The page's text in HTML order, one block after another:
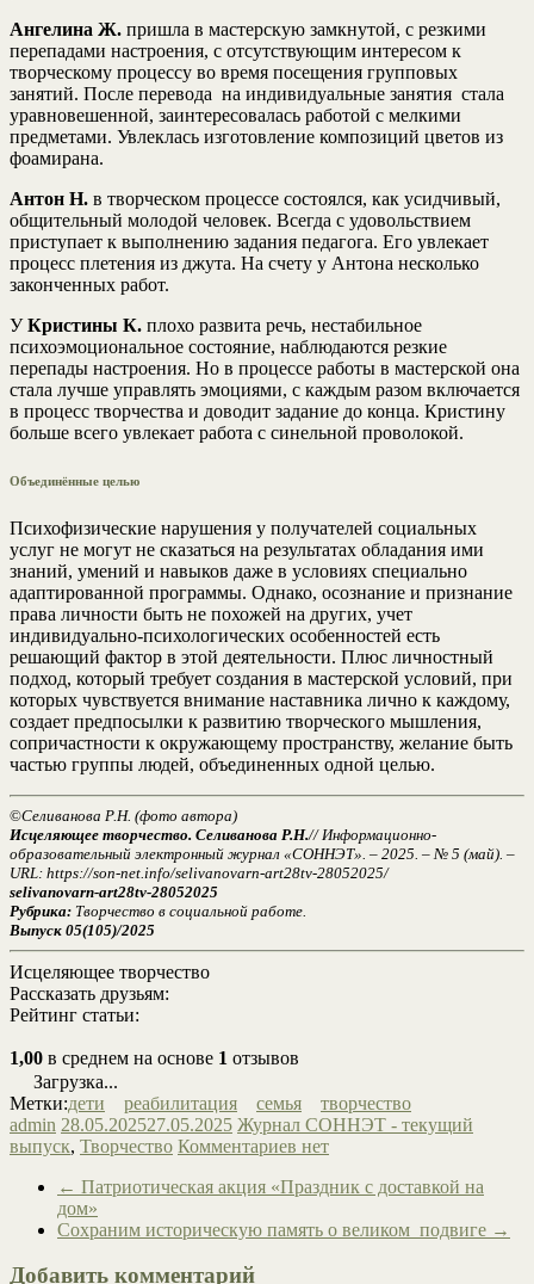
Ангелина Ж. пришла в мастерскую замкнутой, с резкими
перепадами настроения, с отсутствующим интересом к
творческому процессу во время посещения групповых
занятий. После перевода на индивидуальные занятия стала
уравновешенной, заинтересовалась работой с мелкими
предметами. Увлеклась изготовление композиций цветов из
фоамирана.
Антон Н. в творческом процессе состоялся, как усидчивый,
общительный молодой человек. Всегда с удовольствием
приступает к выполнению задания педагога. Его увлекает
процесс плетения из джута. На счету у Антона несколько
законченных работ.
УКристины К. плохо развита речь, нестабильное
психоэмоциональное состояние, наблюдаются резкие
перепады настроения. Но в процессе работы в мастерской она
стала лучше управлять эмоциями, с каждым разом включается
в процесс творчества и доводит задание до конца. Кристину
больше всего увлекает работа с синельной проволокой.
Объединённые целью
Психофизические нарушения у получателей социальных
услуг не могут не сказаться на результатах обладания ими
знаний, умений и навыков даже в условиях специально
адаптированной программы. Однако, осознание и признание
права личности быть не похожей на других, учет
индивидуально-психологических особенностей есть
решающий фактор в этой деятельности. Плюс личностный
подход, который требует создания в мастерской условий, при
которых чувствуется внимание наставника лично к каждому,
создает предпосылки к развитию творческого мышления,
сопричастности к окружающему пространству, желание быть
частью группы людей, объединенных одной целью.
©Селиванова Р.Н. (фото автора)
Исцеляющее творчество. Селиванова Р.Н.// Информационно-
образовательный электронный журнал «СОННЭТ». – 2025. – № 5 (май). –
URL: https://son-net.info/selivanovarn-art28tv-28052025/
selivanovarn-art28tv-28052025
Рубрика: Творчество в социальной работе.
Выпуск 05(105)/2025
Исцеляющее творчество
Рассказать друзьям:
Рейтинг статьи:
1,00 в среднем на основе 1 отзывов
Загрузка...
Метки:дети реабилитация семья
творчество
admin 28.05.202527.05.2025 Журнал СОННЭТ - текущий
выпуск, Творчество Комментариев нет
← Патриотическая акция «Праздник с доставкой на
дом»
Сохраним историческую память о великом подвиге →
Добавить комментарий